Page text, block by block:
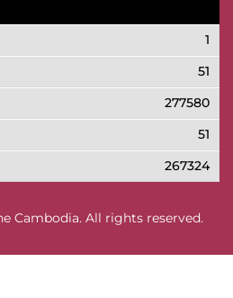
1
51
277580
51
267324
Cambodia. All rights reserved.